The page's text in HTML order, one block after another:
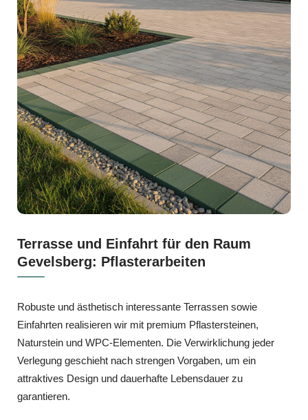
Terrasse und Einfahrt für den Raum
Gevelsberg: Pflasterarbeiten
Robuste und ästhetisch interessante Terrassen sowie
Einfahrten realisieren wir mit premium Pflastersteinen,
Naturstein und WPC‑Elementen. Die Verwirklichung jeder
Verlegung geschieht nach strengen Vorgaben, um ein
attraktives Design und dauerhafte Lebensdauer zu
garantieren.